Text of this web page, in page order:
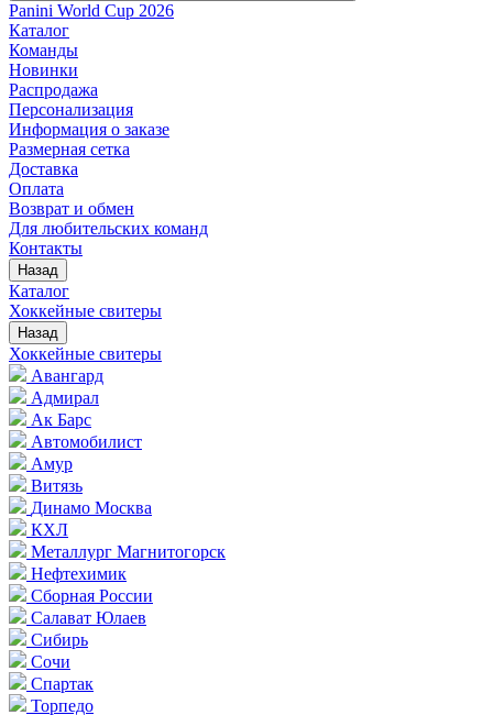
Panini World Cup 2026
Каталог
Команды
Новинки
Распродажа
Персонализация
Информация о заказе
Размерная сетка
Доставка
Оплата
Возврат и обмен
Для любительских команд
Контакты
Назад
Каталог
Хоккейные свитеры
Назад
Хоккейные свитеры
Авангард
Адмирал
Ак Барс
Автомобилист
Амур
Витязь
Динамо Москва
КХЛ
Металлург Магнитогорск
Нефтехимик
Сборная России
Салават Юлаев
Сибирь
Сочи
Спартак
Торпедо